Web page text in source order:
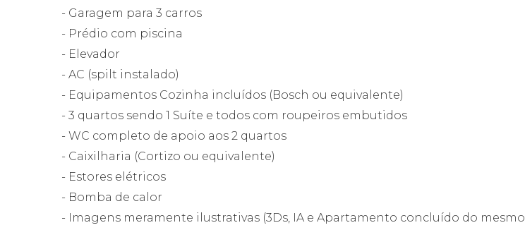
- Garagem para 3 carros
- Prédio com piscina
- Elevador
- AC (spilt instalado)
- Equipamentos Cozinha incluídos (Bosch ou equivalente)
- 3 quartos sendo 1 Suíte e todos com roupeiros embutidos
- WC completo de apoio aos 2 quartos
- Caixilharia (Cortizo ou equivalente)
- Estores elétricos
- Bomba de calor
- Imagens meramente ilustrativas (3Ds, IA e Apartamento concluído do mesmo